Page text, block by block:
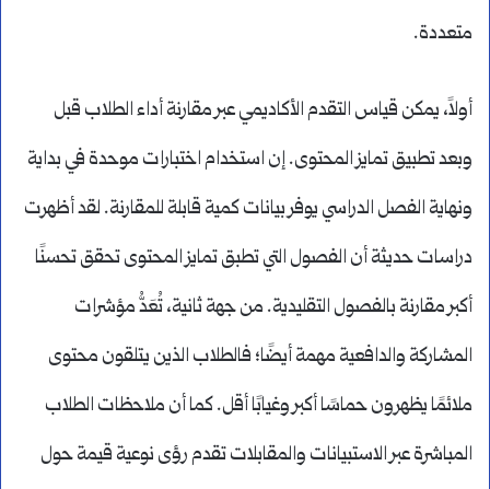
متعددة.
أولاً، يمكن قياس التقدم الأكاديمي عبر مقارنة أداء الطلاب قبل
وبعد تطبيق تمايز المحتوى. إن استخدام اختبارات موحدة في بداية
ونهاية الفصل الدراسي يوفر بيانات كمية قابلة للمقارنة. لقد أظهرت
دراسات حديثة أن الفصول التي تطبق تمايز المحتوى تحقق تحسنًا
أكبر مقارنة بالفصول التقليدية. من جهة ثانية، تُعَدُّ مؤشرات
المشاركة والدافعية مهمة أيضًا؛ فالطلاب الذين يتلقون محتوى
ملائمًا يظهرون حماسًا أكبر وغيابًا أقل. كما أن ملاحظات الطلاب
المباشرة عبر الاستبيانات والمقابلات تقدم رؤى نوعية قيمة حول